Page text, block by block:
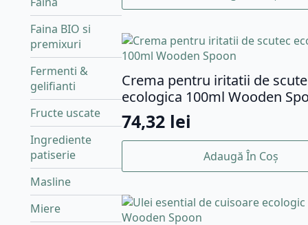
Faina BIO si
premixuri
Fermenti &
gelifianti
Fructe uscate
Ingrediente
patiserie
Masline
Miere
Crema pentru iritatii de
ecologica 100ml Wooden
74,32 lei
Adaugă În Coș